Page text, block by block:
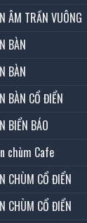
ÂM TRẦN VUÔNG
BÀN
BÀN
BÀN CỔ ĐIỂN
BIỂN BÁO
chùm Cafe
CHÙM CỔ ĐIỂN
CHÙM CỔ ĐIỂN